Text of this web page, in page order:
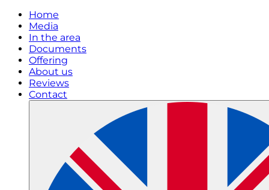
Home
Media
In the area
Documents
Offering
About us
Reviews
Contact